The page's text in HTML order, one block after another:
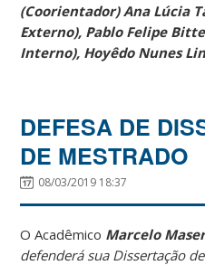
(Coorientador) Ana Lúcia
Externo), Pablo Felipe
Interno), Hoyêdo Nunes
DEFESA DE
DE MESTRADO
08/03/2019 18:37
O Acadêmico Marcelo
defenderá sua Dissertação